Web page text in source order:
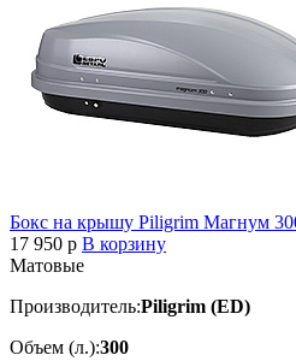
Бокс на крышу Piligrim Магнум
17 950 p В корзину
Матовые
Производитель:Piligrim (ED)
Объем (л.):300